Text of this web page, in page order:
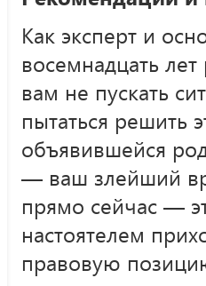
Как эксперт и
восемнадцать
вам не пускать
пытаться решить
объявившейся
— ваш злейший
прямо сейчас —
настоятелем
правовую